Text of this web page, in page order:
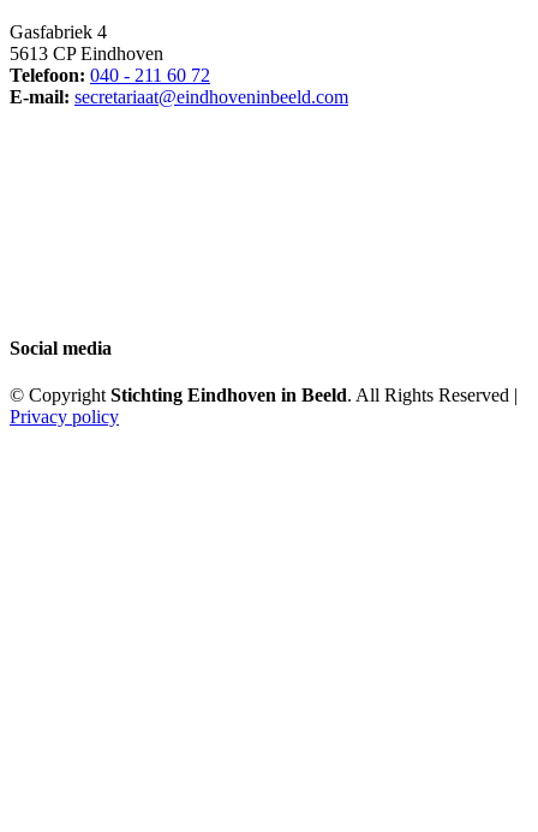
Gasfabriek 4
5613 CP Eindhoven
Telefoon: 040 - 211 60 72
E-mail: secretariaat@eindhoveninbeeld.com
Social media
© CopyrightStichting Eindhoven in Beeld. All Rights Reserved |
Privacy policy